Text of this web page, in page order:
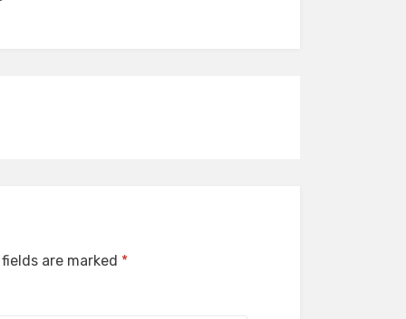
are marked *